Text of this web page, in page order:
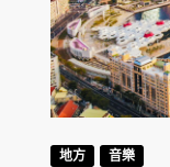
地方 音樂